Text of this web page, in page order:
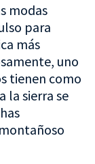
modas
para
más
uno
tienen como
la sierra se